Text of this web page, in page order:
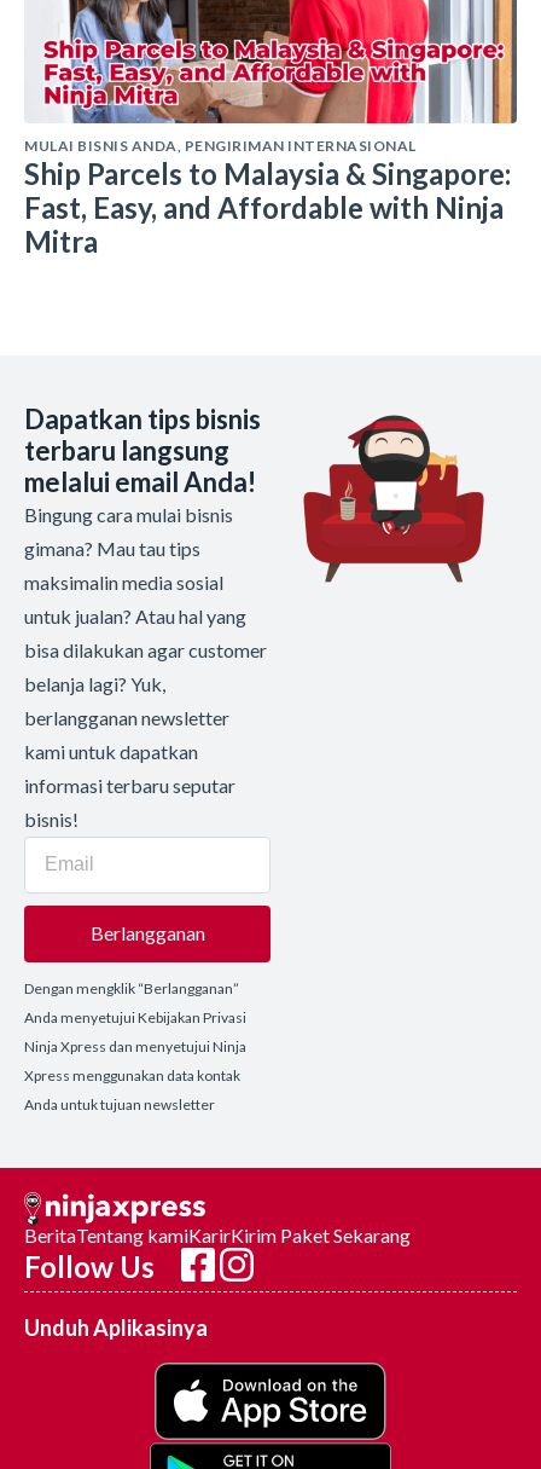
MULAI BISNIS ANDA PENGIRIMAN INTERNASIONAL
Ship Parcels to Malaysia & Singapore:
Fast, Easy, and Affordable with Ninja
Mitra
Dapatkan tips bisnis
terbaru langsung
melalui email Anda!
Bingung cara mulai bisnis
gimana? Mau tau tips
maksimalin media sosial
untuk jualan? Atau hal yang
bisa dilakukan agar customer
belanja lagi? Yuk,
berlangganan newsletter
kami untuk dapatkan
informasi terbaru seputar
bisnis!
Berlangganan
Dengan mengklik “Berlangganan”
Anda menyetujui Kebijakan Privasi
Ninja Xpress dan menyetujui Ninja
Xpress menggunakan data kontak
Anda untuk tujuan newsletter
BeritaTentang kamiKarirKirim Paket Sekarang
Follow Us
Unduh Aplikasinya